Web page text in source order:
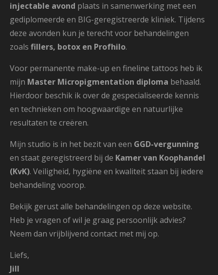
injectable avond plaats in samenwerking met een
gediplomeerde en BIG-geregistreerde kliniek. Tijdens
deze avonden kun je terecht voor behandelingen
zoals fillers, botox en Profhilo.
Voor permanente make-up en fineline tattoos heb ik
mijn Master Micropigmentation diploma behaald.
Hierdoor beschik ik over de gespecialiseerde kennis
en technieken om hoogwaardige en natuurlijke
resultaten te creëren.
Mijn studio is in het bezit van een GGD-vergunning
en staat geregistreerd bij de Kamer van Koophandel
(KvK). Veiligheid, hygiëne en kwaliteit staan bij iedere
behandeling voorop.
Bekijk gerust alle behandelingen op deze website.
Heb je vragen of wil je graag persoonlijk advies?
Neem dan vrijblijvend contact met mij op.
Liefs,
Jill